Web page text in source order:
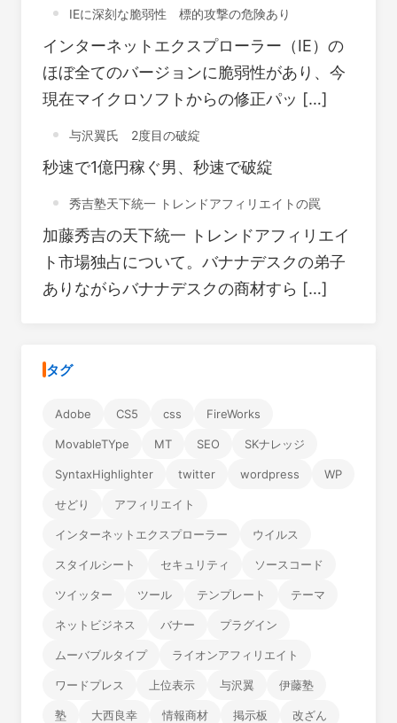
IEに深刻な脆弱性 標的攻撃の危険あり
インターネットエクスプローラー（IE）の
ほぼ全てのバージョンに脆弱性があり、今
現在マイクロソフトからの修正パッ […]
与沢翼氏 2度目の破綻
秒速で1億円稼ぐ男、秒速で破綻
秀吉塾天下統一 トレンドアフィリエイトの罠
加藤秀吉の天下統一 トレンドアフィリエイ
ト市場独占について。バナナデスクの弟子
ありながらバナナデスクの商材すら […]
タグ
Adobe CS5 css FireWorks
MovableTYpe MT SEO SKナレッジ
SyntaxHighlighter twitter wordpress WP
せどり アフィリエイト
インターネットエクスプローラー ウイルス
スタイルシート セキュリティ ソースコード
ツイッター ツール テンプレート テーマ
ネットビジネス バナー プラグイン
ムーバブルタイプ ライオンアフィリエイト
ワードプレス 上位表示 与沢翼 伊藤塾
塾 大西良幸 情報商材 掲示板 改ざん